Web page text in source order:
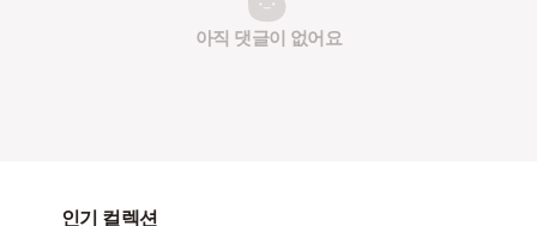
아직 댓글이 없어요
인기 컬렉션